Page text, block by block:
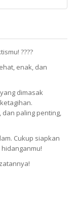
????
enak, dan
dimasak
paling penting,
Cukup siapkan